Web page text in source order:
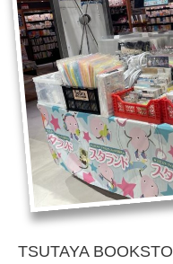
TSUTAYA